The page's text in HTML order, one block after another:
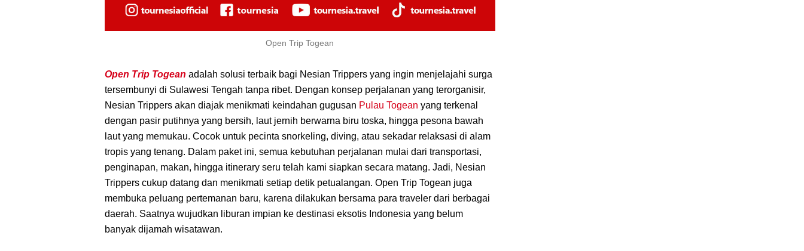
Open Trip Togean
Open Trip Togean adalah solusi terbaik bagi Nesian Trippers yang ingin menjelajahi surga
tersembunyi di Sulawesi Tengah tanpa ribet. Dengan konsep perjalanan yang terorganisir,
Nesian Trippers akan diajak menikmati keindahan gugusan Pulau Togean yang terkenal
dengan pasir putihnya yang bersih, laut jernih berwarna biru toska, hingga pesona bawah
laut yang memukau. Cocok untuk pecinta snorkeling, diving, atau sekadar relaksasi di alam
tropis yang tenang. Dalam paket ini, semua kebutuhan perjalanan mulai dari transportasi,
penginapan, makan, hingga itinerary seru telah kami siapkan secara matang. Jadi, Nesian
Trippers cukup datang dan menikmati setiap detik petualangan. Open Trip Togean juga
membuka peluang pertemanan baru, karena dilakukan bersama para traveler dari berbagai
daerah. Saatnya wujudkan liburan impian ke destinasi eksotis Indonesia yang belum
banyak dijamah wisatawan.